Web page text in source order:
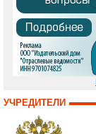
УЧРЕДИТЕЛИ